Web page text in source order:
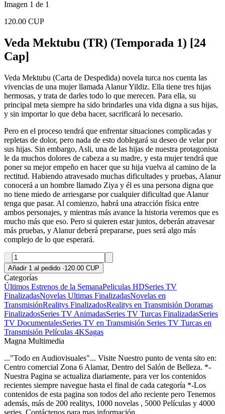
Imagen 1 de 1
120.00 CUP
Veda Mektubu (TR) (Temporada 1) [24
Cap]
Veda Mektubu (Carta de Despedida) novela turca nos cuenta las
vivencias de una mujer llamada Alanur Yildiz. Ella tiene tres hijas
hermosas, y trata de darles todo lo que merecen. Para ella, su
principal meta siempre ha sido brindarles una vida digna a sus hijas,
y sin importar lo que deba hacer, sacrificará lo necesario.
Pero en el proceso tendrá que enfrentar situaciones complicadas y
repletas de dolor, pero nada de esto doblegará su deseo de velar por
sus hijas. Sin embargo, Asli, una de las hijas de nuestra protagonista
le da muchos dolores de cabeza a su madre, y esta mujer tendrá que
poner su mejor empeño en hacer que su hija vuelva al camino de la
rectitud. Habiendo atravesado muchas dificultades y pruebas, Alanur
conocerá a un hombre llamado Ziya y él es una persona digna que
no tiene miedo de arriesgarse por cualquier dificultad que Alanur
tenga que pasar. Al comienzo, habrá una atracción física entre
ambos personajes, y mientras más avance la historia veremos que es
mucho más que eso. Pero si quieren estar juntos, deberán atravesar
más pruebas, y Alanur deberá prepararse, pues será algo más
complejo de lo que esperará.
Añadir 1 al pedido ·120.00 CUP
Categorías
Últimos Estrenos de la SemanaPeliculas HDSeries TV
FinalizadasNovelas Ultimas FinalizadasNovelas en
TransmisiónRealitys FinalizadosRealitys en Transmisión Doramas
FinalizadosSeries TV AnimadasSeries TV Turcas FinalizadasSeries
TV DocumentalesSeries TV en Transmisión Series TV Turcas en
Transmisión Películas 4KSagas
Magna Multimedia
..."Todo en Audiovisuales"... Visite Nuestro punto de venta sito en:
Centro comercial Zona 6 Alamar, Dentro del Salón de Belleza. *-
Nuestra Pagina se actualiza diariamente, para ver los contenidos
recientes siempre navegue hasta el final de cada categoría *-Los
contenidos de esta pagina son todos del año reciente pero Tenemos
además, más de 200 realitys, 1000 novelas , 5000 Películas y 4000
series. Contáctenos para mas información